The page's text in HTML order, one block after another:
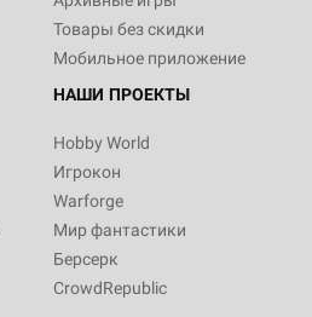
Товары без скидки
Мобильное приложение
НАШИ ПРОЕКТЫ
Hobby World
Игрокон
Warforge
Мир фантастики
Берсерк
CrowdRepublic